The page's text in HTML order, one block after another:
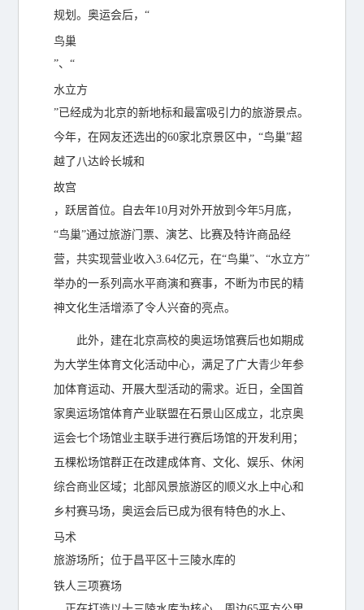
规划。奥运会后，“
鸟巢
”、“
水立方
”已经成为北京的新地标和最富吸引力的旅游景点。
今年，在网友还选出的60家北京景区中，“鸟巢”超
越了八达岭长城和
故宫
，跃居首位。自去年10月对外开放到今年5月底，
“鸟巢”通过旅游门票、演艺、比赛及特许商品经
营，共实现营业收入3.64亿元，在“鸟巢”、“水立方”
举办的一系列高水平商演和赛事，不断为市民的精
神文化生活增添了令人兴奋的亮点。
此外，建在北京高校的奥运场馆赛后也如期成
为大学生体育文化活动中心，满足了广大青少年参
加体育运动、开展大型活动的需求。近日，全国首
家奥运场馆体育产业联盟在石景山区成立，北京奥
运会七个场馆业主联手进行赛后场馆的开发利用；
五棵松场馆群正在改建成体育、文化、娱乐、休闲
综合商业区域；北部风景旅游区的顺义水上中心和
乡村赛马场，奥运会后已成为很有特色的水上、
马术
旅游场所；位于昌平区十三陵水库的
铁人三项赛场